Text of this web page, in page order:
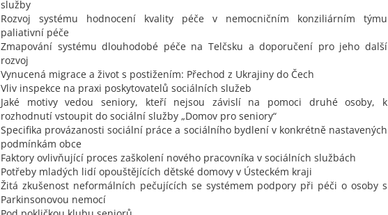
služby
Rozvoj systému hodnocení kvality péče v nemocničním konziliárním týmu
paliativní péče
Zmapování systému dlouhodobé péče na Telčsku a doporučení pro jeho další
rozvoj
Vynucená migrace a život s postižením: Přechod z Ukrajiny do Čech
Vliv inspekce na praxi poskytovatelů sociálních služeb
Jaké motivy vedou seniory, kteří nejsou závislí na pomoci druhé osoby, k
rozhodnutí vstoupit do sociální služby „Domov pro seniory“
Specifika provázanosti sociální práce a sociálního bydlení v konkrétně nastavených
podmínkám obce
Faktory ovlivňující proces zaškolení nového pracovníka v sociálních službách
Potřeby mladých lidí opouštějících dětské domovy v Ústeckém kraji
Žitá zkušenost neformálních pečujících se systémem podpory při péči o osoby s
Parkinsonovou nemocí